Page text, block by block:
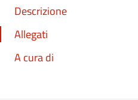
Descrizione
Allegati
A cura di